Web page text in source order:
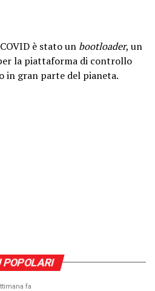
è stato un bootloader, un
la piattaforma di controllo
in gran parte del pianeta.
POPOLARI
fa